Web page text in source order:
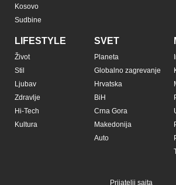
Kosovo
Sudbine
LIFESTYLE
Život
Stil
Ljubav
Zdravlje
Hi-Tech
Kultura
SVET
Planeta
Globalno zagrevanje
Hrvatska
BiH
Crna Gora
Makedonija
Auto
Prijatelji sajta